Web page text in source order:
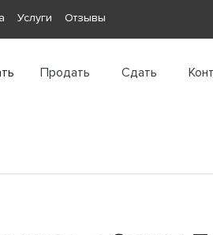
Услуги Отзывы
Продать Сдать